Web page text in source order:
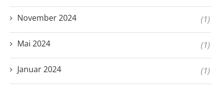
November 2024 (1)
Mai 2024 (1)
Januar 2024 (1)